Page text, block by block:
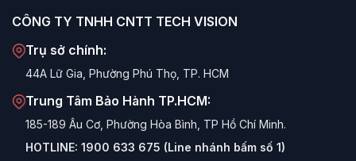
CÔNG TY TNHH CNTT TECH VISION
Trụ sở chính:
44A Lữ Gia, Phường Phú Thọ, TP. HCM
Trung Tâm Bảo Hành TP.HCM:
185-189 Âu Cơ, Phường Hòa Bình, TP Hồ Chí Minh.
HOTLINE: 1900 633 675 (Line nhánh bấm số 1)